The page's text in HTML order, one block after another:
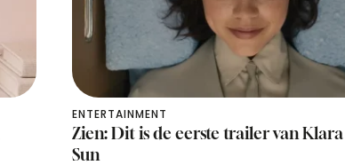
ENTERTAINMENT
Zien: Dit is de eerste trailer van
Sun